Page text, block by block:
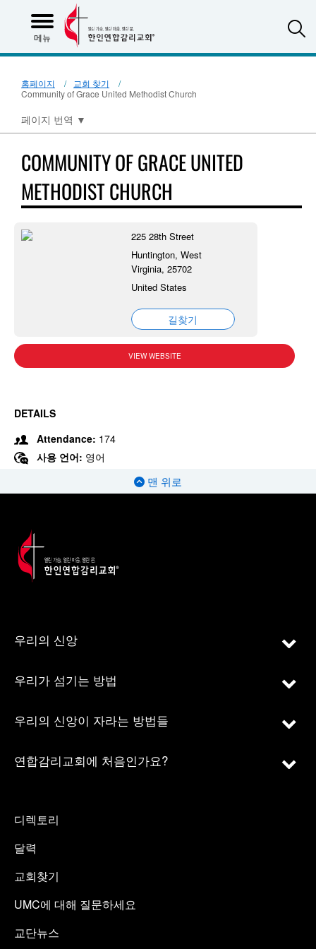
메뉴
홈페이지
교회 찾기
Community of Grace United Methodist Church
페이지 번역 ▼
COMMUNITY OF GRACE UNITED
METHODIST CHURCH
225 28th Street
Huntington, West
Virginia, 25702
United States
길찾기
VIEW WEBSITE
DETAILS
Attendance: 174
사용 언어: 영어
맨 위로
우리의 신앙
우리가 섬기는 방법
우리의 신앙이 자라는 방법들
연합감리교회에 처음인가요?
디렉토리
달력
교회찾기
UMC에 대해 질문하세요
교단뉴스